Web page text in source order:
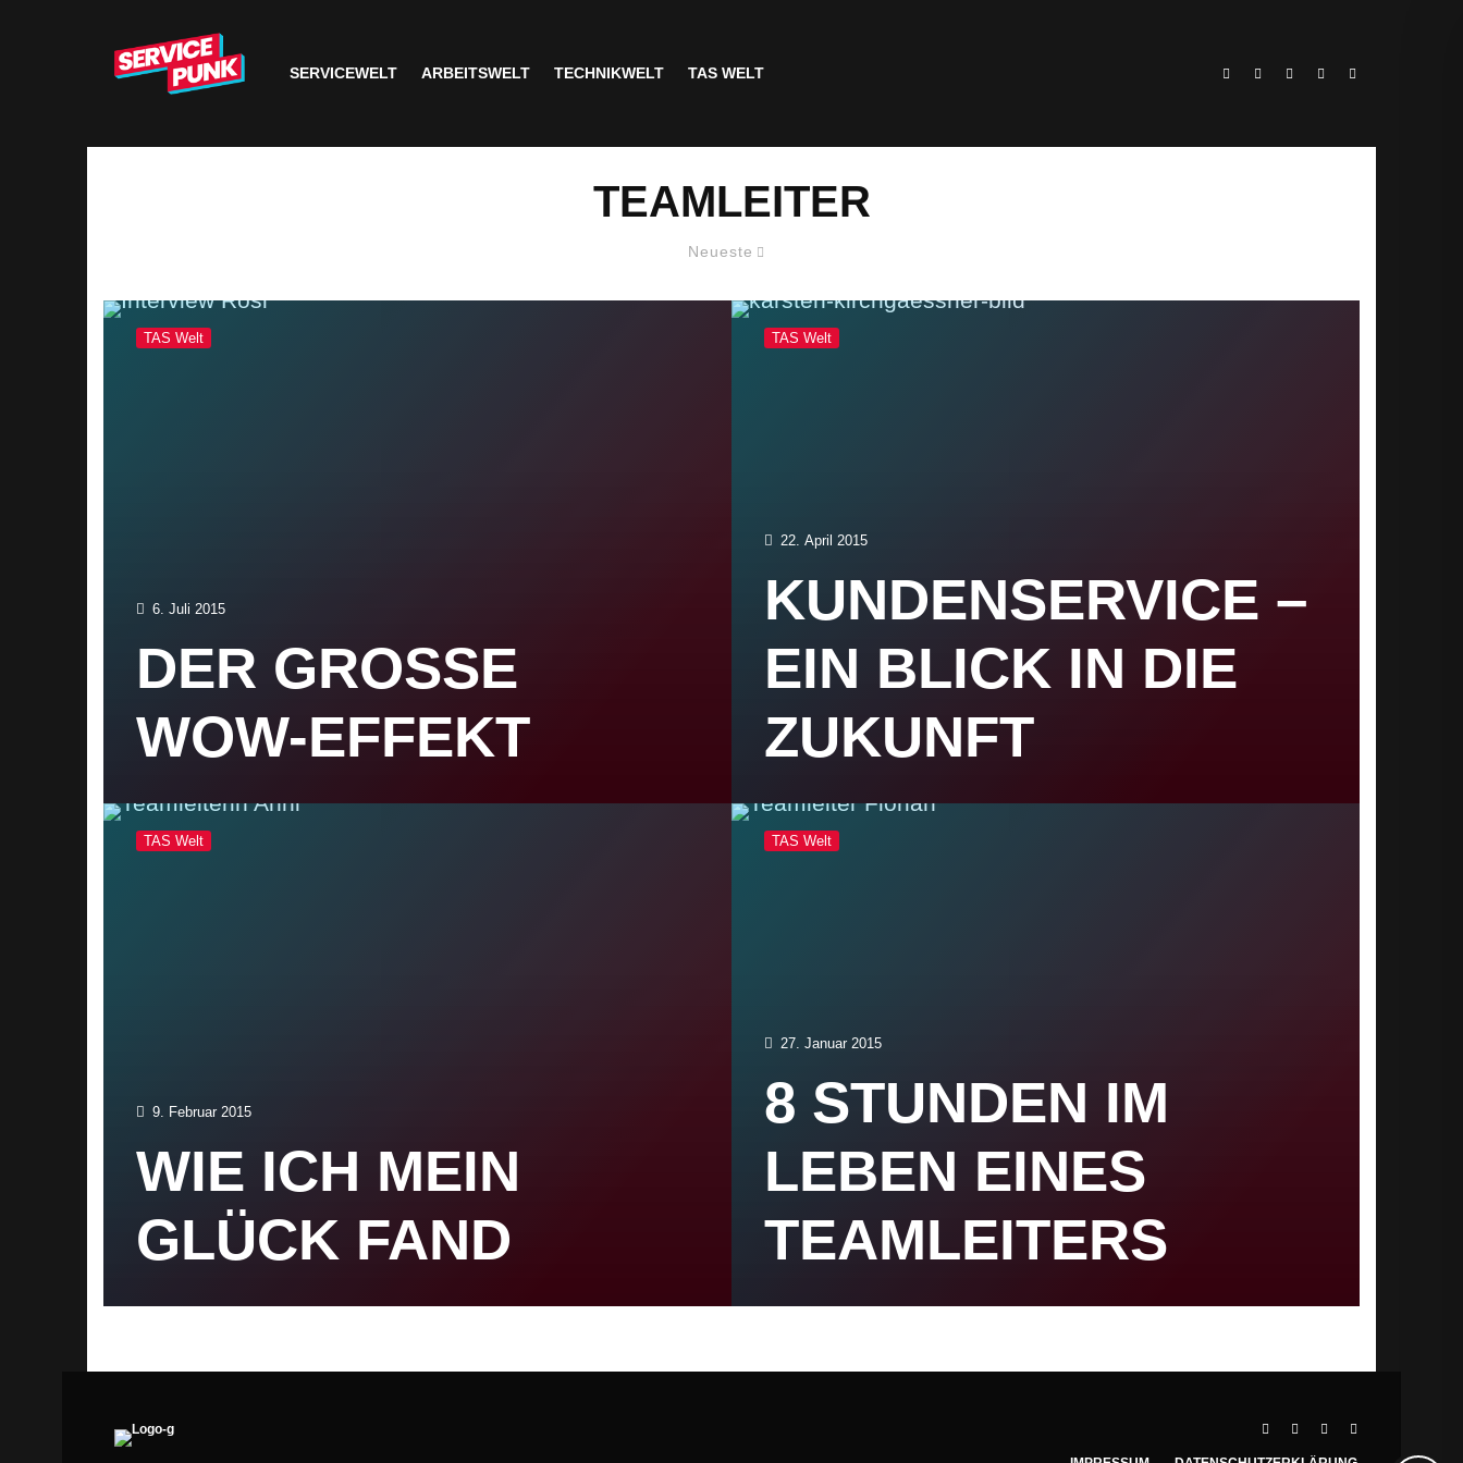
SERVICEWELT ARBEITSWELT TECHNIKWELT TAS WELT
TEAMLEITER
Neueste
TAS Welt
6. Juli 2015
DER GROSSE W
OW-EFFEKT
TAS Welt
22. April 2015
KUNDENSERVICE –
EIN BLICK IN DIE
ZUKUNFT
TAS Welt
9. Februar 2015
WIE ICH MEIN
GLÜCK FAND
TAS Welt
27. Januar 2015
8 STUNDEN IM
LEBEN EINES
TEAMLEITERS